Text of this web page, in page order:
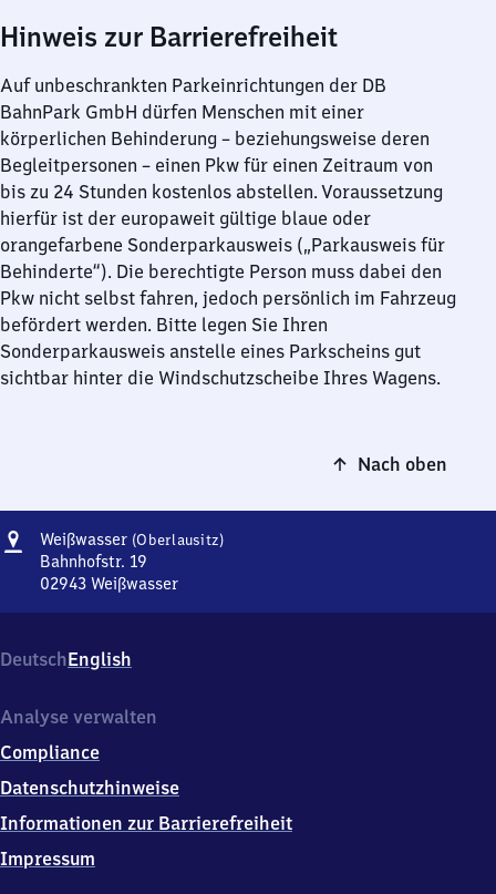
Hinweis zur Barrierefreiheit
Auf unbeschrankten Parkeinrichtungen der DB
BahnPark GmbH dürfen Menschen mit einer
körperlichen Behinderung – beziehungsweise deren
Begleitpersonen – einen Pkw für einen Zeitraum von
bis zu 24 Stunden kostenlos abstellen. Voraussetzung
hierfür ist der europaweit gültige blaue oder
orangefarbene Sonderparkausweis („Parkausweis für
Behinderte“). Die berechtigte Person muss dabei den
Pkw nicht selbst fahren, jedoch persönlich im Fahrzeug
befördert werden. Bitte legen Sie Ihren
Sonderparkausweis anstelle eines Parkscheins gut
sichtbar hinter die Windschutzscheibe Ihres Wagens.
Nach oben
Adresse
Weißwasser (Oberlausitz)Weißwasser
Bahnhofstr. 19
02943 Weißwasser
Bahnhofstr.
19,
2
4
3
DeutschEnglish
Analyse verwalten
Compliance
Datenschutzhinweise
Informationen zur Barrierefreiheit
Impressum